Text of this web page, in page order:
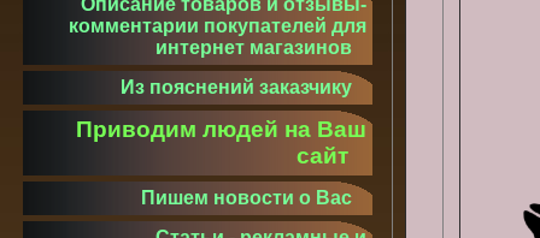
Описание товаров и отзывы-
комментарии покупателей для
интернет магазинов
Из пояснений заказчику
Приводим людей на Ваш
сайт
Пишем новости о Вас